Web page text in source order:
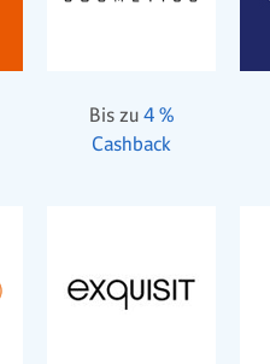
Bis zu 4 %
Cashback